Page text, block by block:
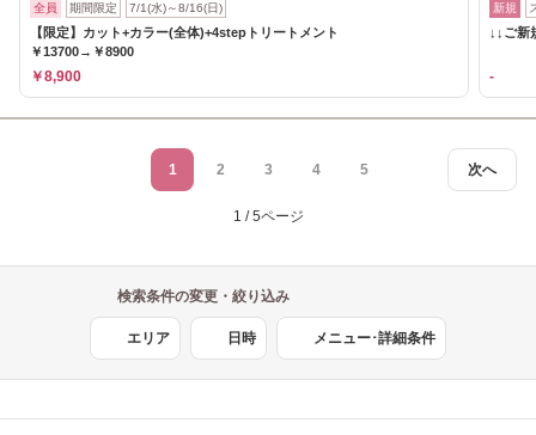
全員 期間限定 7/1(水)～8/16(日)
【限定】カット+カラー(全体)+4stepトリートメント
￥13700→￥8900
￥8,900
新規
↓↓ご新
-
次へ
1 2 3 4 5
1 / 5ページ
検索条件の変更・絞り込み
エリア 日時 メニュー･詳細条件